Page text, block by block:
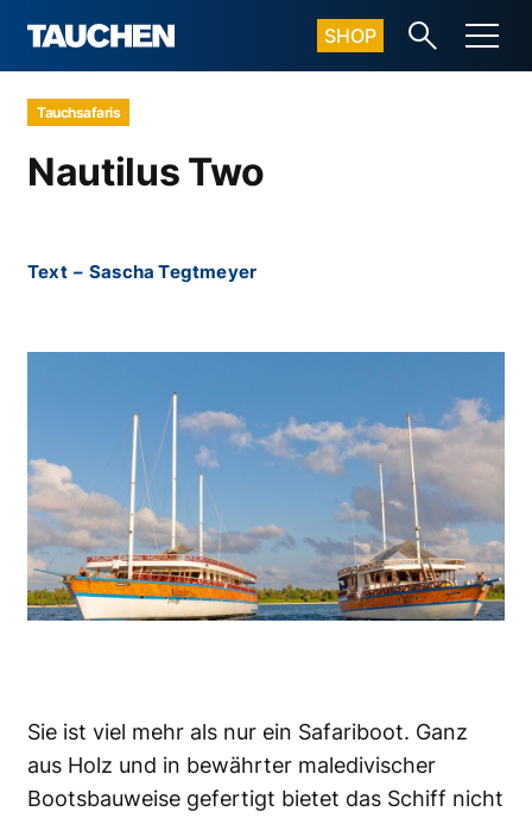
SHOP
Tauchsafaris
Nautilus Two
Text – Sascha Tegtmeyer
Sie ist viel mehr als nur ein Safariboot. Ganz
aus Holz und in bewährter maledivischer
Bootsbauweise gefertigt bietet das Schiff nicht